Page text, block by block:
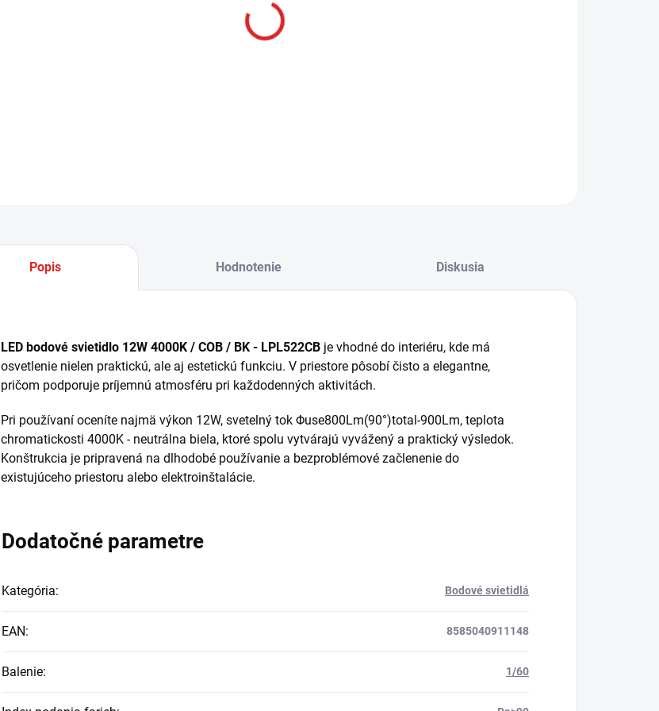
Popis Hodnotenie Diskusia
LED bodové svietidlo 12W 4000K / COB / BK - LPL522CB je vhodné do interiéru, kde má
osvetlenie nielen praktickú, ale aj estetickú funkciu. V priestore pôsobí čisto a elegantne,
pričom podporuje príjemnú atmosféru pri každodenných aktivitách.
Pri používaní oceníte najmä výkon 12W, svetelný tok Φuse800Lm(90°)total-900Lm, teplota
chromatickosti 4000K - neutrálna biela, ktoré spolu vytvárajú vyvážený a praktický výsledok.
Konštrukcia je pripravená na dlhodobé používanie a bezproblémové začlenenie do
existujúceho priestoru alebo elektroinštalácie.
Dodatočné parametre
Kategória: Bodové svietidlá
EAN: 8585040911148
Balenie: 1/60